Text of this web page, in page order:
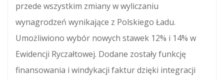
przede wszystkim zmiany w wyliczaniu
wynagrodzeń wynikające z Polskiego Ładu.
Umożliwiono wybór nowych stawek 12% i 14% w
Ewidencji Ryczałtowej. Dodane zostały funkcję
finansowania i windykacji faktur dzięki integracji